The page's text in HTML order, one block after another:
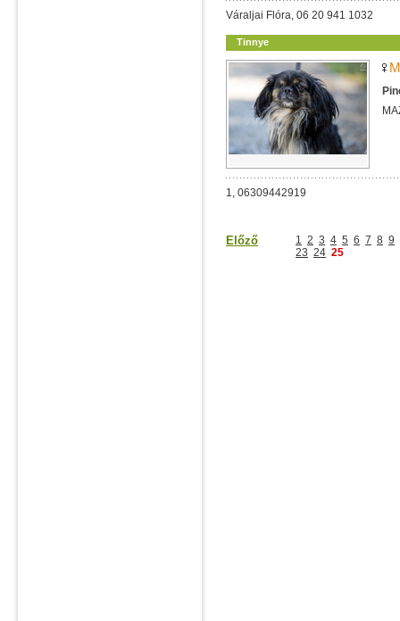
Váraljai Flóra, 06 20 941 1032
Tinnye
1, 06309442919
Előző 1 2 3 4 5 6 7 8 9
23 24 25